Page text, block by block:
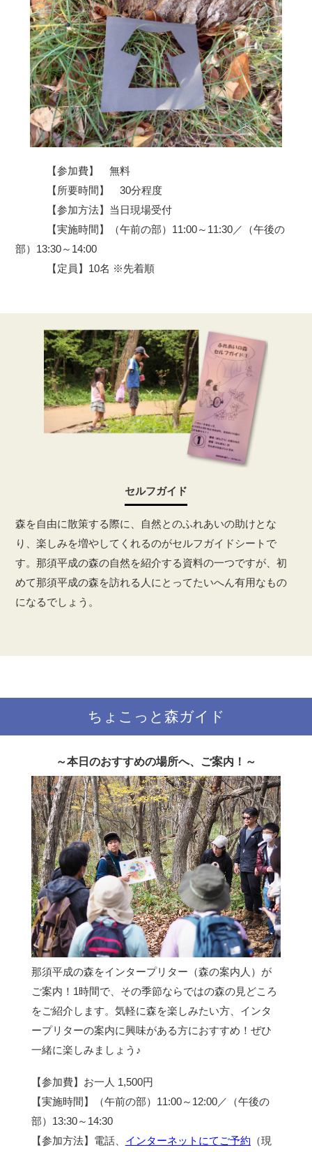
【参加費】 無料
【所要時間】 30分程度
【参加方法】当日現場受付
【実施時間】（午前の部）11:00～11:30／（午後の
部）13:30～14:00
【定員】10名 ※先着順
セルフガイド
森を自由に散策する際に、自然とのふれあいの助けとな
り、楽しみを増やしてくれるのがセルフガイドシートで
す。那須平成の森の自然を紹介する資料の一つですが、初
めて那須平成の森を訪れる人にとってたいへん有用なもの
になるでしょう。
ちょこっと森ガイド
～本日のおすすめの場所へ、ご案内！～
那須平成の森をインタープリター（森の案内人）が
ご案内！1時間で、その季節ならではの森の見どころ
をご紹介します。気軽に森を楽しみたい方、インタ
ープリターの案内に興味がある方におすすめ！ぜひ
一緒に楽しみましょう♪
【参加費】お一人 1,500円
【実施時間】（午前の部）11:00～12:00／（午後の
部）13:30～14:30
【参加方法】電話、 インターネットにてご予約 （現